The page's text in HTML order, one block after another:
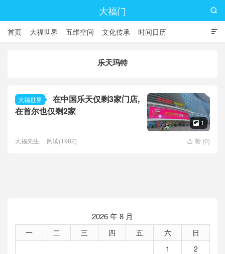
大福门

首页 大福世界 五维空间 文化传承 时间日历

乐天玛特
大福世界
在中国乐天仅剩3家门店,
在首尔也仅剩2家
 1
 赞 (0)
大福先生 阅读(1982)
2026 年 8 月
一 二 三 四 五 六
日
1
2